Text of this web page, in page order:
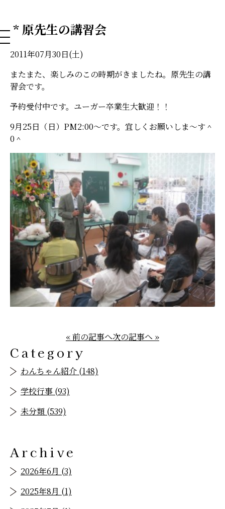
NAHA DOG GROOMING SCHOOL
* 原先生の講習会
2011年07月30日(土)
またまた、楽しみのこの時期がきましたね。原先生の講
習会です。
予約受付中です。ユーガー卒業生大歓迎！！
9月25日（日）PM2:00～です。宜しくお願いしま～す＾
0＾
« 前の記事へ次の記事へ »
Category
わんちゃん紹介 (148)
学校行事 (93)
未分類 (539)
Archive
2026年6月 (3)
2025年8月 (1)